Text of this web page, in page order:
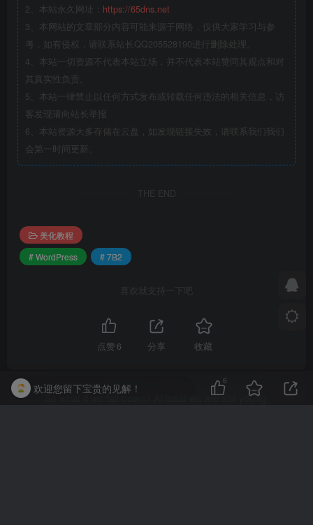
2、本站永久网址： https://65dns.net
3、本网站的文章部分内容可能来源于网络，仅供大家学习与参
考，如有侵权，请联系站长QQ205528190进行删除处理。
4、本站一切资源不代表本站立场，并不代表本站赞同其观点和对
其真实性负责。
5、本站一律禁止以任何方式发布或转载任何违法的相关信息，访
客发现请向站长举报
6、本站资源大多存储在云盘，如发现链接失效，请联系我们我们
会第一时间更新。
THE END
美化教程
# WordPress
# 7B2
喜欢就支持一下吧
点赞 6 分享 收藏
So what if we fall down? At least we are still young.
欢迎您留下宝贵的见解！
6